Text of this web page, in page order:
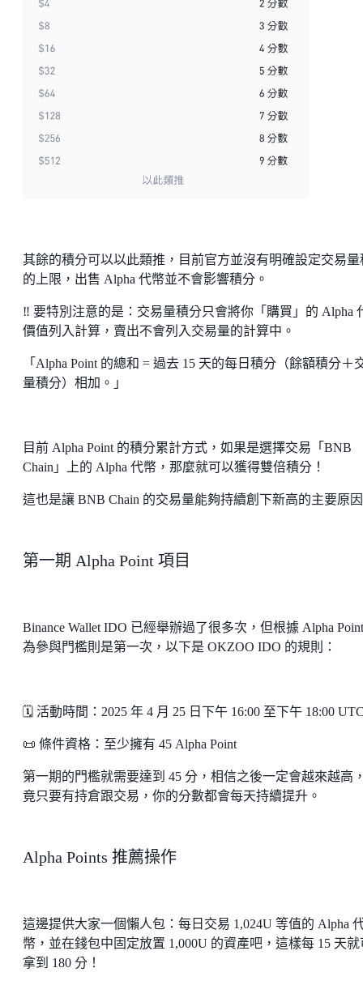
其餘的積分可以以此類推，目前官方並沒有明確設定交易量
的上限，出售 Alpha 代幣並不會影響積分。
‼️ 要特別注意的是：交易量積分只會將你「購買」的 Alpha
價值列入計算，賣出不會列入交易量的計算中。
「Alpha Point 的總和 = 過去 15 天的每日積分（餘額積分＋
量積分）相加。」
目前 Alpha Point 的積分累計方式，如果是選擇交易「BNB
Chain」上的 Alpha 代幣，那麼就可以獲得雙倍積分！
這也是讓 BNB Chain 的交易量能夠持續創下新高的主要原
第一期 Alpha Point 項目
Binance Wallet IDO 已經舉辦過了很多次，但根據 Alpha
為參與門檻則是第一次，以下是 OKZOO IDO 的規則：
🗓️ 活動時間：2025 年 4 月 25 日下午 16:00 至下午 18:00
📜 條件資格：至少擁有 45 Alpha Point
第一期的門檻就需要達到 45 分，相信之後一定會越來越高
竟只要有持倉跟交易，你的分數都會每天持續提升。
Alpha Points 推薦操作
這邊提供大家一個懶人包：每日交易 1,024U 等值的 Alpha
幣，並在錢包中固定放置 1,000U 的資產吧，這樣每 15 天就
拿到 180 分！